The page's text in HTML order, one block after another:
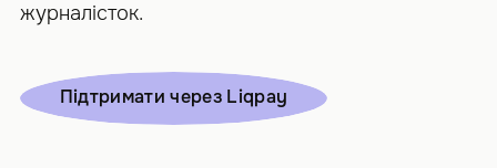
журналісток.
Підтримати через Liqpay
Підтримати через Liqpay